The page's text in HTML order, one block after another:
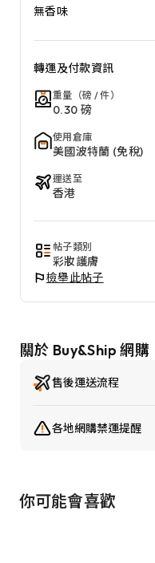
無香味
轉運及付款資訊
重量（磅 / 件）
0.30 磅
使用倉庫
美國波特蘭 (免稅)
運送至
香港
帖子類別
彩妝護膚
檢舉此帖子
關於 Buy&Ship 網購
售後運送流程
各地網購禁運提醒
你可能會喜歡